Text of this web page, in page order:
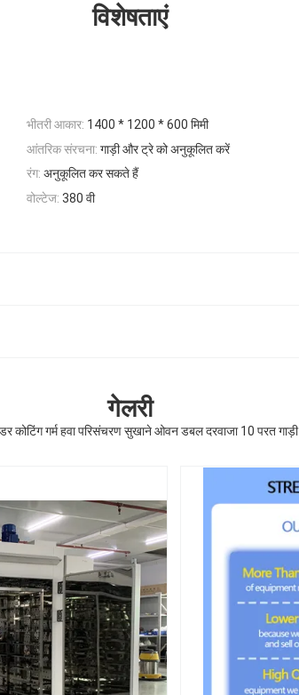
विशेषताएं
भीतरी आकार: 1400 * 1200 * 600 मिमी
आंतरिक संरचना: गाड़ी और ट्रे को अनुकूलित करें
रंग: अनुकूलित कर सकते हैं
वोल्टेज: 380 वी
गेलरी
कोटिंग गर्म हवा परिसंचरण सुखाने ओवन डबल दरवाजा 10 परत गाड़ी